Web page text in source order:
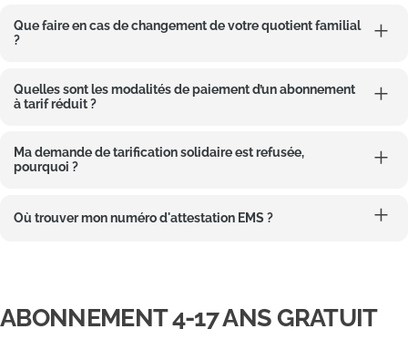
Que faire en cas de changement de votre quotient familial
?
Quelles sont les modalités de paiement d’un abonnement
à tarif réduit ?
Ma demande de tarification solidaire est refusée,
pourquoi ?
Où trouver mon numéro d'attestation EMS ?
ABONNEMENT 4-17 ANS GRATUIT